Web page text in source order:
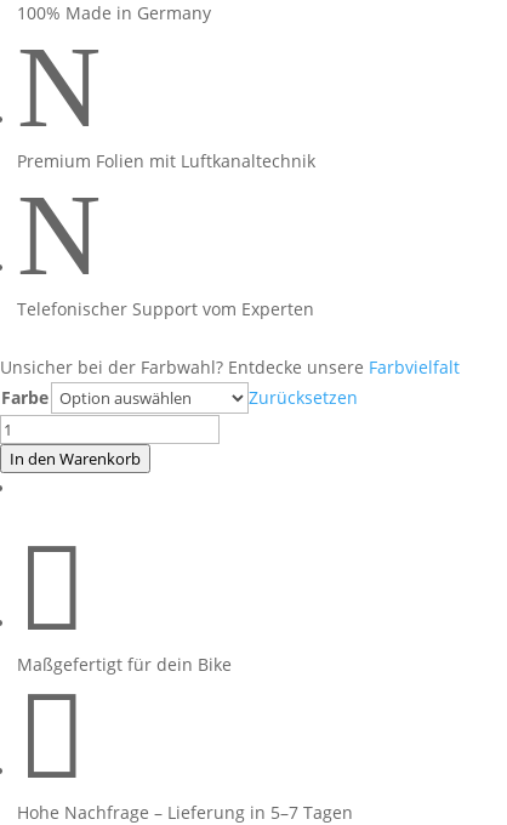
100% Made in Germany
N
Premium Folien mit Luftkanaltechnik
N
Telefonischer Support vom Experten
Unsicher bei der Farbwahl? Entdecke unsere Farbvielfalt
Farbe
Zurücksetzen
Honda
CBR650R
Racing
In den Warenkorb

Maßgefertigt für dein Bike

Hohe Nachfrage – Lieferung in 5–7 Tagen